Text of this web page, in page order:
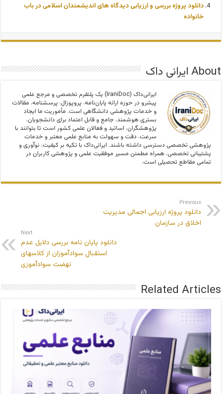
دانلود پروژه بررسی و ارزیابی دیدگاه های اندیشمندان اسلامی در باب
خانواده
About ایرانی داک
ایرانی‌داک (IraniDoc) یک پلتفرم تخصصی و مرجع علمی
پیشرو در حوزه ارائه پایان‌نامه، پروپوزال، پرسشنامه، مقالات
و خدمات پژوهشی دانشگاهی است. مأموریت ما ایجاد
بستری هوشمند، جامع و قابل اعتماد برای دانشجویان،
پژوهشگران، اساتید و فعالان علمی کشور است تا بتوانند با
سرعت، دقت و سهولت به منابع علمی معتبر و خدمات
پژوهشی تخصصی دسترسی داشته باشند. ایرانی‌داک با تکیه بر کیفیت، نوآوری و
پشتیبانی تخصصی، همراه مطمئن مسیر موفقیت علمی و پژوهشی کاربران در
تمامی مقاطع تحصیلی است.
Previous
دانلود پروژه ارزیابی اجمالی مدیریت
اخلاق در سازمان
Next
دانلود پایان نامه بررسی دلایل عدم
استقبال سوادآموزان از کلاسهای
نهضت سوادآموزی
Related Articles